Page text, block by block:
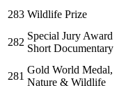
283 Wildlife Prize
282
Special Jury Award
Short Documentary
281
Gold World Medal,
Nature & Wildlife